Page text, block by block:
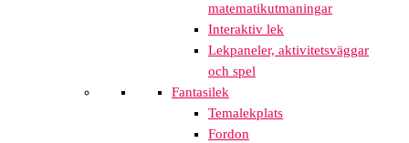
matematikutmaningar
Interaktiv lek
Lekpaneler, aktivitetsväggar
och spel
Fantasilek
Temalekplats
Fordon